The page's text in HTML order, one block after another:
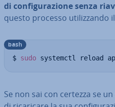
di con­fi­gu­ra­zio­ne senza
questo processo uti­liz­zan­do
$ sudo systemctl reload
bash
Se non sai con certezza se